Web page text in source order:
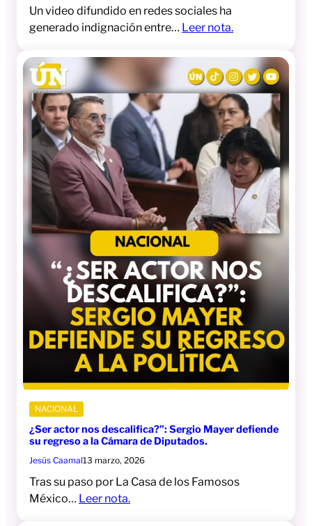
Un video difundido en redes sociales ha
generado indignación entre… Leer nota.
NACIONAL
¿Ser actor nos descalifica?”: Sergio Mayer defiende
su regreso a la Cámara de Diputados.
Jesús Caamal13 marzo, 2026
Tras su paso por La Casa de los Famosos
México… Leer nota.